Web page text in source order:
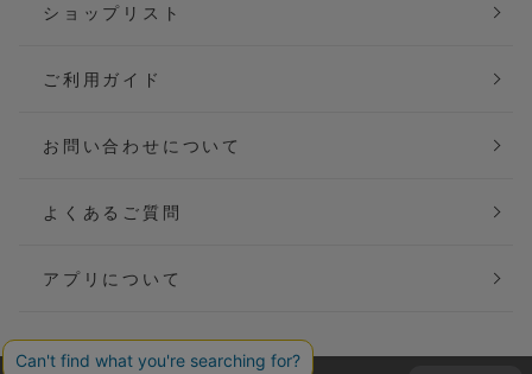
ショップリスト
ご利用ガイド
お問い合わせについて
よくあるご質問
アプリについて